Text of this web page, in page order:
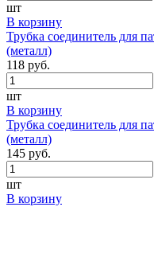
шт
В корзину
Трубка соединитель для
(металл)
118 руб.
шт
В корзину
Трубка соединитель для
(металл)
145 руб.
шт
В корзину